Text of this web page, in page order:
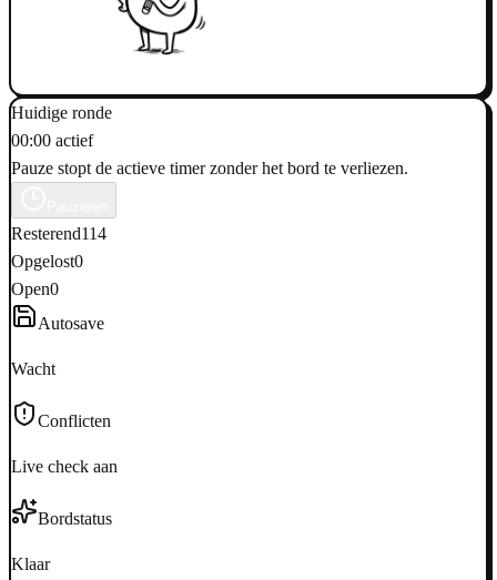
Huidige ronde
00:00 actief
Pauze stopt de actieve timer zonder het bord te verliezen.
Resterend114
Opgelost0
Open0
Autosave
Wacht
Conflicten
Live check aan
Bordstatus
Klaar